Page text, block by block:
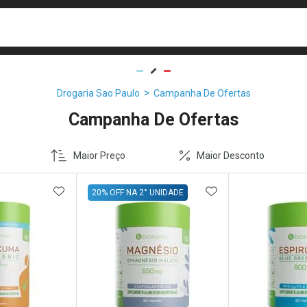
Drogaria Sao Paulo Campanha De Ofertas
Campanha De Ofertas
Maior Preço Maior Desconto
ADICIONAR AOS FAVORITOS
20% OFF NA 2° UNIDADE ADICIONAR AOS